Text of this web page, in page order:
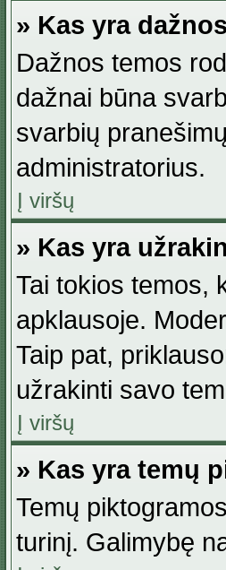
» Kas yra
Dažnos temos
dažnai būna
svarbių
administratorius.
Į viršų
» Kas yra
Tai tokios temos,
apklausoje.
Taip pat,
užrakinti savo
Į viršų
» Kas yra temų
Temų
turinį. Galimybę